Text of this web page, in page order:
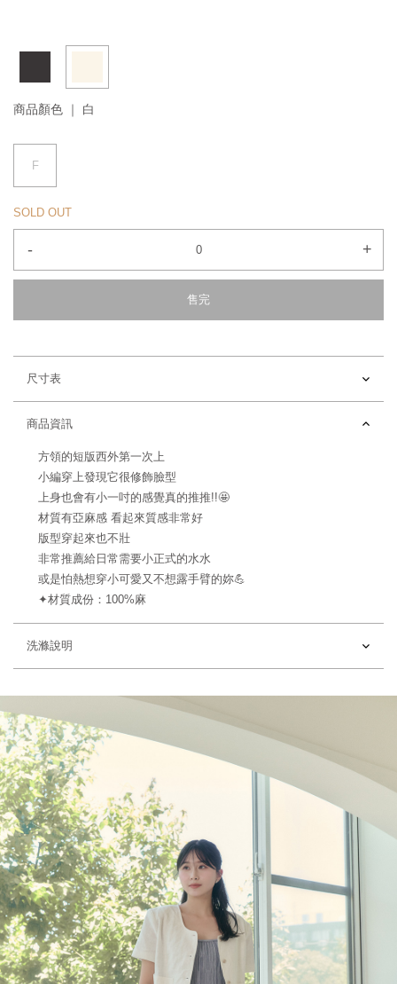
商品顏色 ｜ 白
F
SOLD OUT
- +
售完
尺寸表
商品資訊
方領的短版西外第一次上
小編穿上發現它很修飾臉型
上身也會有小一吋的感覺真的推推!!🤩
材質有亞麻感 看起來質感非常好
版型穿起來也不壯
非常推薦給日常需要小正式的水水
或是怕熱想穿小可愛又不想露手臂的妳💪
✦材質成份：100%麻
洗滌說明